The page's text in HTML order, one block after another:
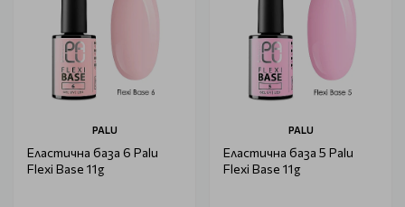
PALU
Еластична база 6 Palu
Flexi Base 11g
PALU
Еластична база 5 Palu
Flexi Base 11g